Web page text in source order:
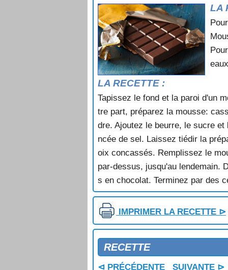
CHARLOTTE AUX FRUITS DE
CHARLOTTE AUX FRUITS
CHARLOTTE AUX FRUITS SECS
CHARLOTTE AUX MARRONS
CHARLOTTE AUX MARRONS
CHARLOTTE AUX NOISETTES
CHARLOTTE AUX NOIX
CHARLOTTE AUX PECHES
CHARLOTTE AUX POIRES
CHARLOTTE AUX POMMES
CHARLOTTE AUX POMMES ET
CHARLOTTE AUX PRUNEAUX ET
CHARLOTTE CASSIS FRAMBOISE
CHARLOTTE CREOLE
CHARLOTTE DE MACARONS AU
CHARLOTTE DE POIRES AU
CHARLOTTE DE PRUNEAUX
CHARLOTTE GLACEE
CHARLOTTE GLACEE
CHARLOTTE GLACEE AUX
CHARLOTTE RUSSE
CHAUSSONS AU FROMAGE
CHEESE CAKE
LA
LA RECETTE :
Tapissez le fond et la paroi d'un
tre part, préparez la mousse:
dre. Ajoutez le beurre, le sucre
ncée de sel. Laissez tiédir la
oix concassés. Remplissez le
par-dessus, jusqu'au lendemain.
s en chocolat. Terminez par des
IMPRIMER LA RECETTE ⊳
RECETTE
⊲ PRÉCÉDENTE SUIVANTE ⊳